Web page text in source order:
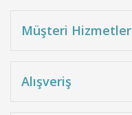
Müşteri
Alışveriş